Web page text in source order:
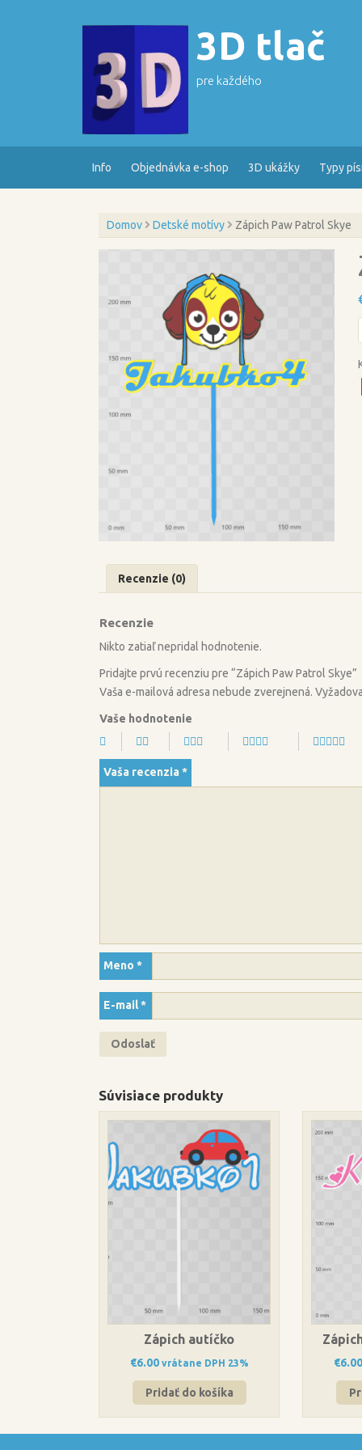
3D tlač
pre každého
Info Objednávka e-shop 3D ukážky Typy
Domov Detské motívy Zápich Paw Patrol Skye
Recenzie (0)
Recenzie
Nikto zatiaľ nepridal hodnotenie.
Pridajte prvú recenziu pre “Zápich Paw Patrol Skye”
Vaša e-mailová adresa nebude zverejnená.
Vaše hodnotenie
Vaša recenzia *
Meno *
E-mail*
Súvisiace produkty
Zápich autíčko
€6.00 vrátane DPH 23%
Pridať do košíka
€6.00